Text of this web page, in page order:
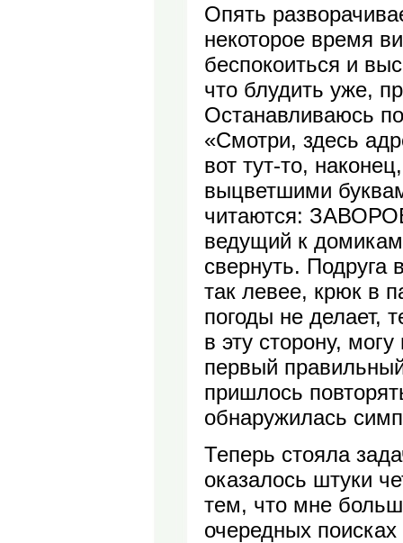
Опять
некоторое время
беспокоиться и
что блудить уже,
Останавливаюсь
«Смотри, здесь
вот тут-то,
выцветшими
читаются:
ведущий к
свернуть. Подруга
так левее, крюк в
погоды не делает,
в эту сторону,
первый
пришлось
обнаружилась
Теперь стояла
оказалось штуки
тем, что мне
очередных